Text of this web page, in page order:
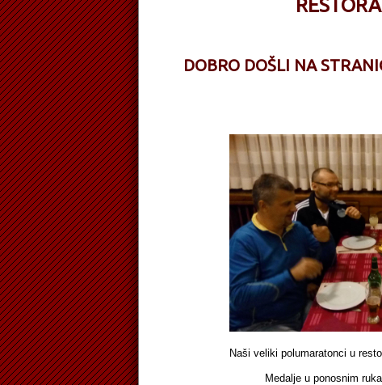
DOBRO DOŠLI NA
Naši veliki polumaratonci u restoranu
Medalje u ponosnim rukama, a